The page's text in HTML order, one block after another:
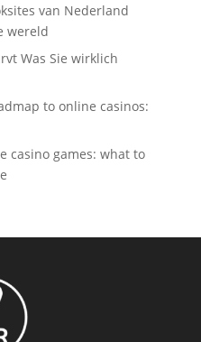
van Nederland
wereld
Was Sie wirklich
to online casinos:
casino games: what to